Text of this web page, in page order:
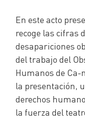
En este acto
recoge las cifras
desapariciones
del trabajo del
Humanos de
la presentación,
derechos
la fuerza del